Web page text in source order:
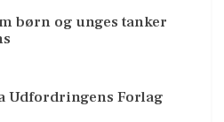
børn og unges tanker
Udfordringens Forlag